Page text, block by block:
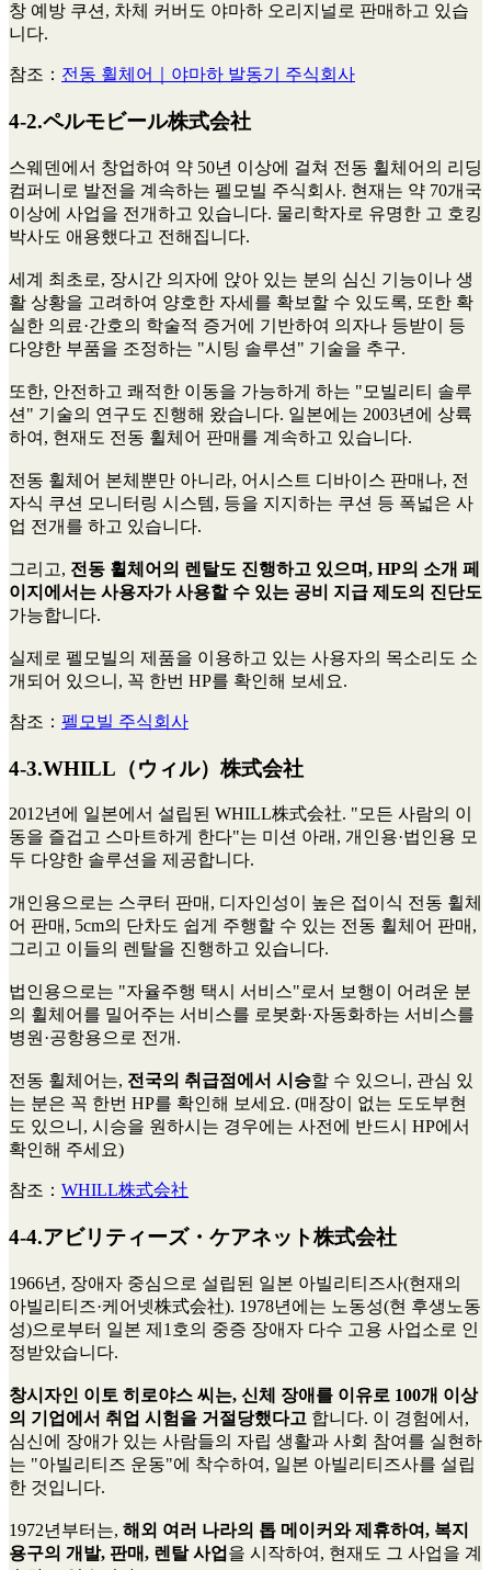
창 예방 쿠션, 차체 커버도 야마하 오리지널로 판매하고 있습
니다.
참조： 전동 휠체어｜야마하 발동기 주식회사
4-2.ペルモビール株式会社
스웨덴에서 창업하여 약 50년 이상에 걸쳐 전동 휠체어의 리딩
컴퍼니로 발전을 계속하는 펠모빌 주식회사. 현재는 약 70개국
이상에 사업을 전개하고 있습니다. 물리학자로 유명한 고 호킹
박사도 애용했다고 전해집니다.
세계 최초로, 장시간 의자에 앉아 있는 분의 심신 기능이나 생
활 상황을 고려하여 양호한 자세를 확보할 수 있도록, 또한 확
실한 의료·간호의 학술적 증거에 기반하여 의자나 등받이 등
다양한 부품을 조정하는 "시팅 솔루션" 기술을 추구.
또한, 안전하고 쾌적한 이동을 가능하게 하는 "모빌리티 솔루
션" 기술의 연구도 진행해 왔습니다. 일본에는 2003년에 상륙
하여, 현재도 전동 휠체어 판매를 계속하고 있습니다.
전동 휠체어 본체뿐만 아니라, 어시스트 디바이스 판매나, 전
자식 쿠션 모니터링 시스템, 등을 지지하는 쿠션 등 폭넓은 사
업 전개를 하고 있습니다.
그리고, 전동 휠체어의 렌탈도 진행하고 있으며, HP의 소개 페
이지에서는 사용자가 사용할 수 있는 공비 지급 제도의 진단도
가능합니다.
실제로 펠모빌의 제품을 이용하고 있는 사용자의 목소리도 소
개되어 있으니, 꼭 한번 HP를 확인해 보세요.
참조： 펠모빌 주식회사
4-3.​​WHILL（ウィル）株式会社
2012년에 일본에서 설립된 WHILL株式会社. "모든 사람의 이
동을 즐겁고 스마트하게 한다"는 미션 아래, 개인용·법인용 모
두 다양한 솔루션을 제공합니다.
개인용으로는 스쿠터 판매, 디자인성이 높은 접이식 전동 휠체
어 판매, 5cm의 단차도 쉽게 주행할 수 있는 전동 휠체어 판매,
그리고 이들의 렌탈을 진행하고 있습니다.
법인용으로는 "자율주행 택시 서비스"로서 보행이 어려운 분
의 휠체어를 밀어주는 서비스를 로봇화·자동화하는 서비스를
병원·공항용으로 전개.
전동 휠체어는, 전국의 취급점에서 시승할 수 있으니, 관심 있
는 분은 꼭 한번 HP를 확인해 보세요. (매장이 없는 도도부현
도 있으니, 시승을 원하시는 경우에는 사전에 반드시 HP에서
확인해 주세요)
참조： WHILL株式会社
4-4.アビリティーズ・ケアネット株式会社
1966년, 장애자 중심으로 설립된 일본 아빌리티즈사(현재의
아빌리티즈·케어넷株式会社). 1978년에는 노동성(현 후생노동
성)으로부터 일본 제1호의 중증 장애자 다수 고용 사업소로 인
정받았습니다.
창시자인 이토 히로야스 씨는, 신체 장애를 이유로 100개 이상
의 기업에서 취업 시험을 거절당했다고 합니다. 이 경험에서,
심신에 장애가 있는 사람들의 자립 생활과 사회 참여를 실현하
는 "아빌리티즈 운동"에 착수하여, 일본 아빌리티즈사를 설립
한 것입니다.
1972년부터는, 해외 여러 나라의 톱 메이커와 제휴하여, 복지
용구의 개발, 판매, 렌탈 사업 을 시작하여, 현재도 그 사업을 계